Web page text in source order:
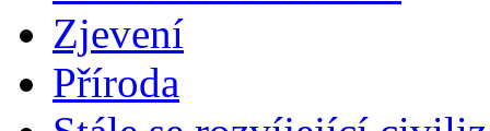
Zjevení
Příroda